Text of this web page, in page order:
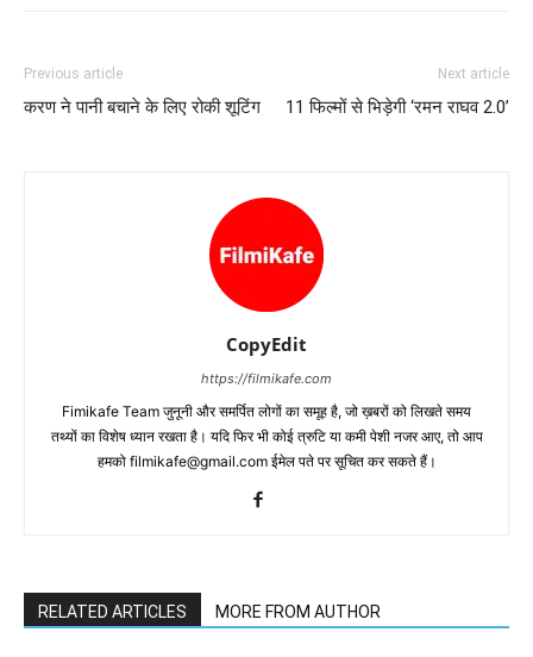
Previous article
करण ने पानी बचाने के लिए रोकी शूटिंग
Next article
11 फिल्‍मों से भिड़ेगी ‘रमन राघव 2.0’
CopyEdit
https://filmikafe.com
Fimikafe Team जुनूनी और समर्पित लोगों का समूह है, जो ख़बरों को लिखते समय
तथ्‍यों का विशेष ध्‍यान रखता है। यदि फिर भी कोई त्रुटि या कमी पेशी नजर आए, तो आप
हमको filmikafe@gmail.com ईमेल पते पर सूचित कर सकते हैं।
RELATED ARTICLES MORE FROM AUTHOR